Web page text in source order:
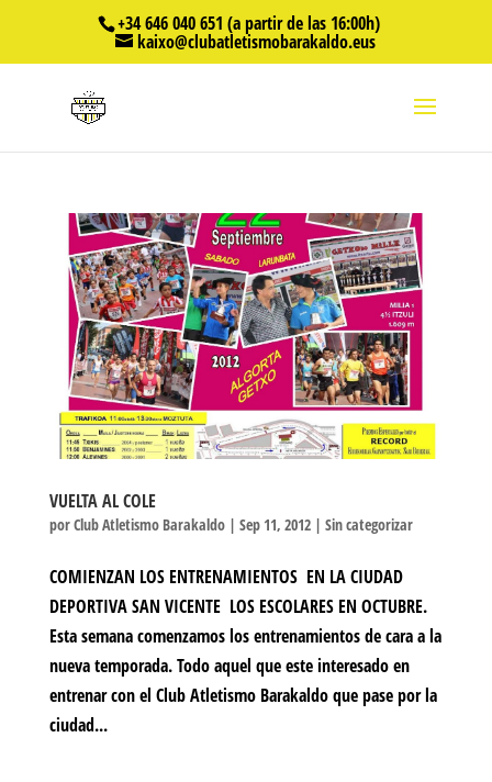
+34 646 040 651 (a partir de las 16:00h)
kaixo@clubatletismobarakaldo.eus
VUELTA AL COLE
porClub Atletismo Barakaldo| Sep 11, 2012| Sin categorizar
COMIENZAN LOS ENTRENAMIENTOS EN LA CIUDAD
DEPORTIVA SAN VICENTE LOS ESCOLARES EN OCTUBRE.
Esta semana comenzamos los entrenamientos de cara a la
nueva temporada. Todo aquel que este interesado en
entrenar con el Club Atletismo Barakaldo que pase por la
ciudad...